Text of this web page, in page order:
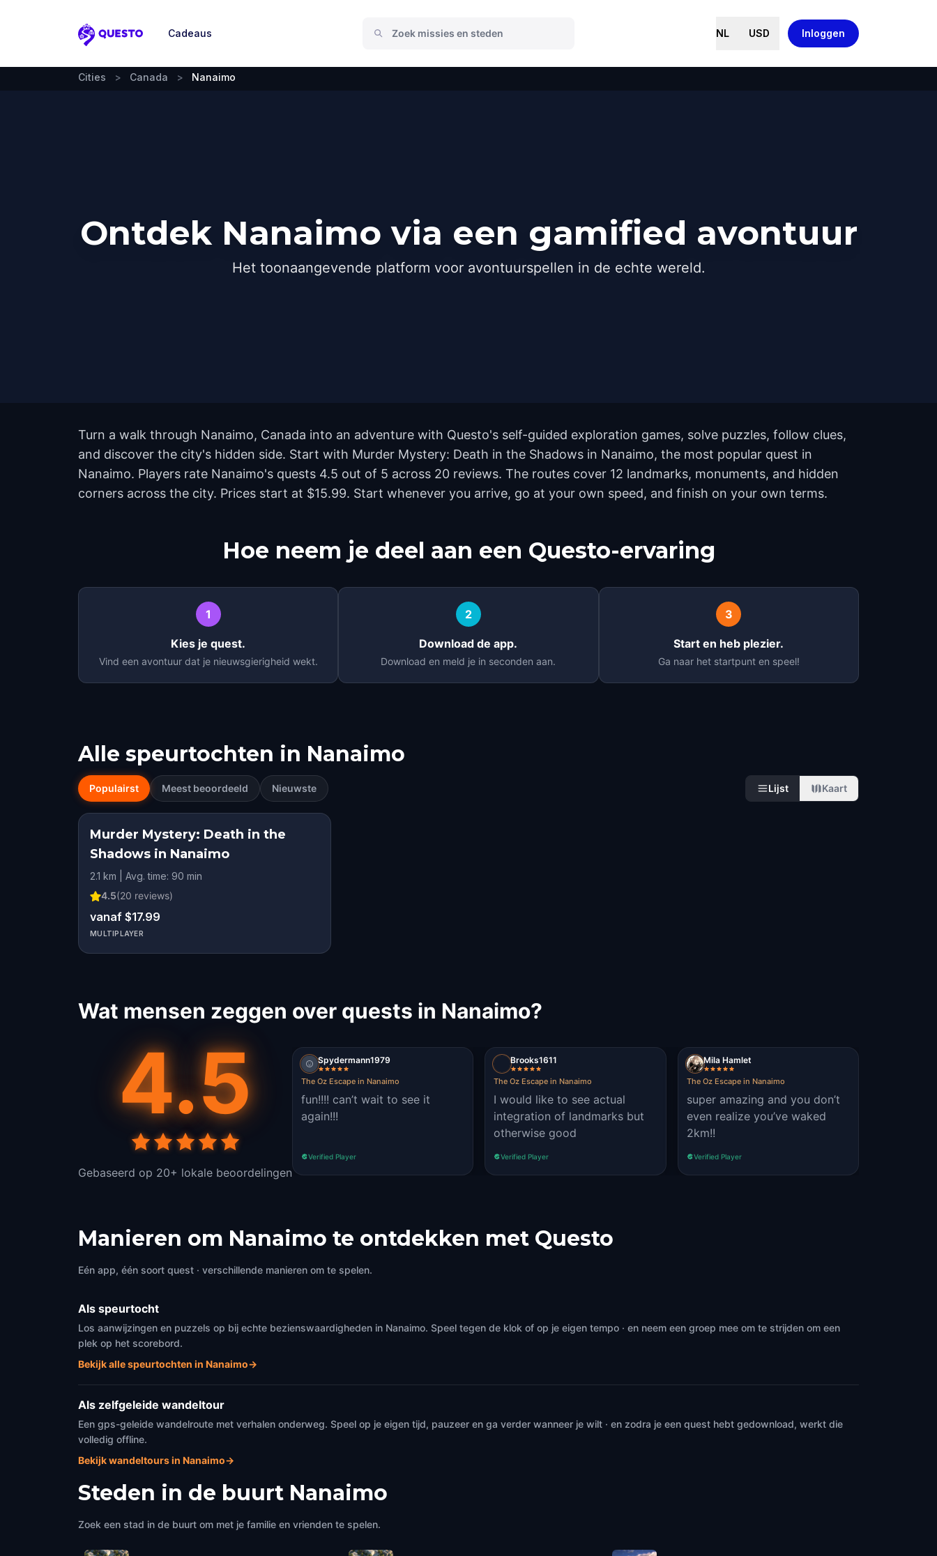
Questo
Cadeaus NL USD Inloggen
Cities > Canada > Nanaimo
Ontdek Nanaimo via een gamified avontuur
Het toonaangevende platform voor avontuurspellen in de echte wereld.
Turn a walk through Nanaimo, Canada into an adventure with Questo's self-guided exploration games, solve puzzles, follow clues,
and discover the city's hidden side. Start with Murder Mystery: Death in the Shadows in Nanaimo, the most popular quest in
Nanaimo. Players rate Nanaimo's quests 4.5 out of 5 across 20 reviews. The routes cover 12 landmarks, monuments, and hidden
corners across the city. Prices start at $15.99. Start whenever you arrive, go at your own speed, and finish on your own terms.
Hoe neem je deel aan een Questo-ervaring
1
Kies je quest.
Vind een avontuur dat je nieuwsgierigheid wekt.
2
Download de app.
Download en meld je in seconden aan.
3
Start en heb plezier.
Ga naar het startpunt en speel!
Alle speurtochten in Nanaimo
Populairst Meest beoordeeld Nieuwste Lijst Kaart
Murder Mystery: Death in the
Shadows in Nanaimo
2.1 km | Avg. time: 90 min
4.5(20 reviews)
vanaf $17.99
MULTIPLAYER
Wat mensen zeggen over quests in Nanaimo?
4.5
Gebaseerd op 20+ lokale beoordelingen
Spydermann1979
The Oz Escape in Nanaimo
fun!!!! can’t wait to see it
again!!!
Verified Player
Brooks1611
The Oz Escape in Nanaimo
I would like to see actual
integration of landmarks but
otherwise good
Verified Player
Mila Hamlet
The Oz Escape in Nanaimo
super amazing and you don’t
even realize you’ve waked
2km!!
Verified Player
Manieren om Nanaimo te ontdekken met Questo
Eén app, één soort quest · verschillende manieren om te spelen.
Als speurtocht
Los aanwijzingen en puzzels op bij echte bezienswaardigheden in Nanaimo. Speel tegen de klok of op je eigen tempo · en neem een groep mee om te strijden om een
plek op het scorebord.
Bekijk alle speurtochten in Nanaimo→
Als zelfgeleide wandeltour
Een gps-geleide wandelroute met verhalen onderweg. Speel op je eigen tijd, pauzeer en ga verder wanneer je wilt · en zodra je een quest hebt gedownload, werkt die
volledig offline.
Bekijk wandeltours in Nanaimo→
Steden in de buurt Nanaimo
Zoek een stad in de buurt om met je familie en vrienden te spelen.